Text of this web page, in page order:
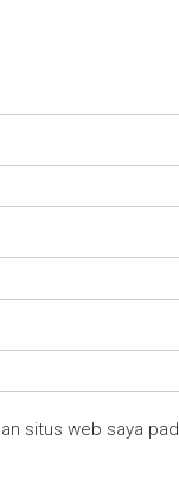
situs web saya